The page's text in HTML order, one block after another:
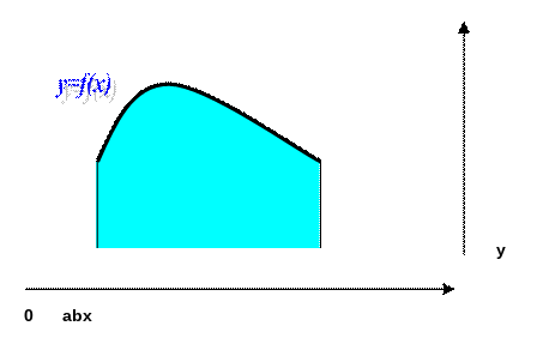
y
0 abx